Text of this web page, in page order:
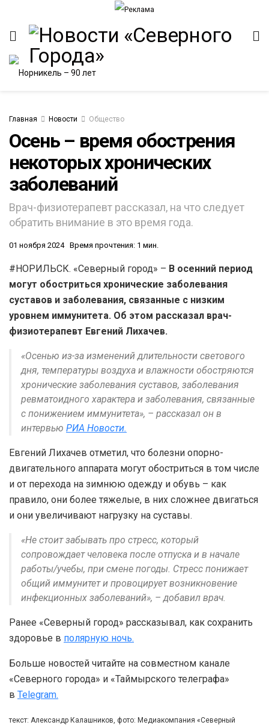
Главная Новости Общество
Осень – время обострения
некоторых хронических
заболеваний
Врач-физиотерапевт рассказал, на что следует
обратить внимание в это время года.
01 ноября 2024 Время прочтения: 1 мин.
#НОРИЛЬСК. «Северный город» – В осенний период
могут обостриться хронические заболевания
суставов и заболевания, связанные с низким
уровнем иммунитета. Об этом рассказал врач-
физиотерапевт Евгений Лихачев.
«Осенью из-за изменений длительности светового
дня, температуры воздуха и влажности обостряются
хронические заболевания суставов, заболевания
ревматоидного характера и заболевания, связанные
с понижением иммунитета», – рассказал он в
интервью РИА Новости.
Евгений Лихачев отметил, что болезни опорно-
двигательного аппарата могут обостриться в том числе
и от перехода на зимнюю одежду и обувь – как
правило, они более тяжелые, в них сложнее двигаться
и они увеличивают нагрузку на суставы.
«Не стоит забывать про стресс, который
сопровождает человека после отпуска и в начале
работы/учебы, при смене погоды. Стресс понижает
общий иммунитет и провоцирует возникновение
инфекционных заболеваний», – добавил врач.
Ранее «Северный город» рассказывал, как сохранить
здоровье в полярную ночь.
Больше новостей читайте на совместном канале
«Северного города» и «Таймырского телеграфа»
в Telegram.
текст: Александр Калашников, фото: Медиакомпания «Северный